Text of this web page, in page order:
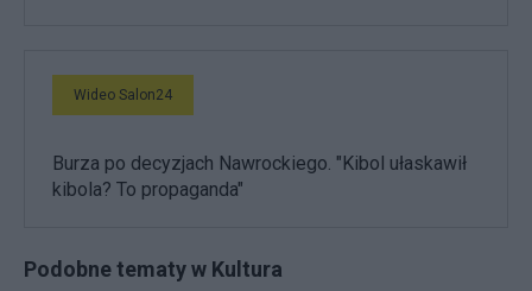
Wideo Salon24
Burza po decyzjach Nawrockiego. "Kibol ułaskawił
kibola? To propaganda"
Podobne tematy w Kultura